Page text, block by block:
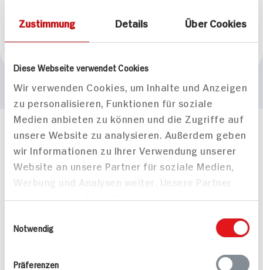
Zustimmung Details Über Cookies
Diese Webseite verwendet Cookies
Wir verwenden Cookies, um Inhalte und Anzeigen
zu personalisieren, Funktionen für soziale
Medien anbieten zu können und die Zugriffe auf
unsere Website zu analysieren. Außerdem geben
wir Informationen zu Ihrer Verwendung unserer
Website an unsere Partner für soziale Medien,
Werbung und Analysen weiter. Unsere Partner
führen diese Informationen möglicherweise mit
bereitgestellt haben oder die sie im Rahmen
Notwendig
Präferenzen
Marke
Häufig gestellte Fragen
Mehr Informationen in unserem FAQ
kontakt
hit.de
Wir beantworten gerne Ihre Fragen
Folgen Sie uns auf TikTok